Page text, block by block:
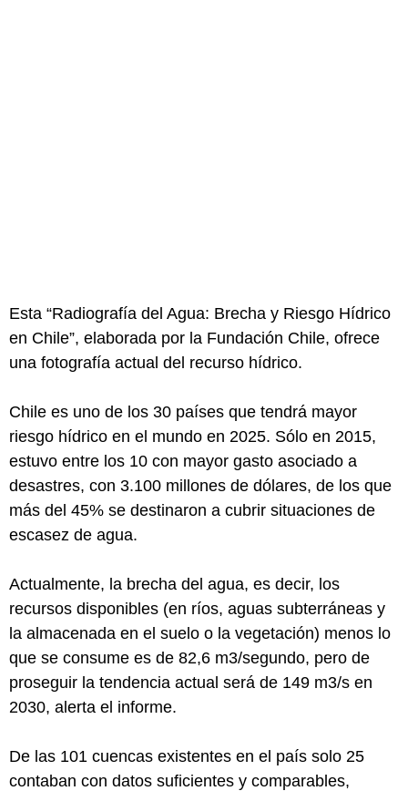
Esta “Radiografía del Agua: Brecha y Riesgo Hídrico
en Chile”, elaborada por la Fundación Chile, ofrece
una fotografía actual del recurso hídrico.
Chile es uno de los 30 países que tendrá mayor
riesgo hídrico en el mundo en 2025. Sólo en 2015,
estuvo entre los 10 con mayor gasto asociado a
desastres, con 3.100 millones de dólares, de los que
más del 45% se destinaron a cubrir situaciones de
escasez de agua.
Actualmente, la brecha del agua, es decir, los
recursos disponibles (en ríos, aguas subterráneas y
la almacenada en el suelo o la vegetación) menos lo
que se consume es de 82,6 m3/segundo, pero de
proseguir la tendencia actual será de 149 m3/s en
2030, alerta el informe.
De las 101 cuencas existentes en el país solo 25
contaban con datos suficientes y comparables,